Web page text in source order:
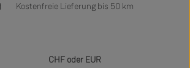
Kostenfreie Lieferung bis 50 km
CHF oder EUR